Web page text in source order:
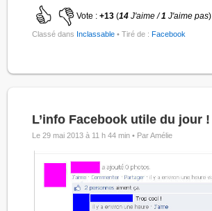
Vote :+13 (14J'aime /1 J'aime pas)
Classé dans Inclassable • Tiré de :Facebook
L’info Facebook utile du jour !
Le 29 mai 2013 à 11 h 44 min • Par Amélie